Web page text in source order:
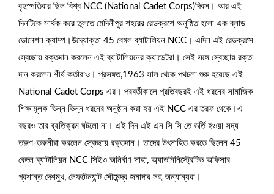
বৃহস্পতিবার ছিল বিশ্ব NCC (National Cadet Corps)দিবস। আর এই
দিনটিকে সার্থক করে তুলতে মেদিনীপুর শহরের রেডক্রশে অনুষ্ঠিত হলো এক ব্লাড
ডোনেশন ক্যাম্প।উদ্যোক্তা 45 বেঙ্গল ব্যাটালিয়ন NCC। এদিন এই রেডক্রসে
স্বেচ্ছায় রক্তদান করলেন এই ব্যাটালিয়নের ক্যাডেটরা। সেই সঙ্গে স্বেচ্ছায় রক্ত
দান করলেন শীর্ষ কর্তারাও। প্রসঙ্গত,1963 সাল থেকে পথচলা শুরু হয়েছে এই
National Cadet Corps এর। পরবর্তীকালে প্রতিবছরই এই ধরনের সামাজিক
শিক্ষামূলক ভিন্ন ভিন্ন ধরনের অনুষ্ঠান করা হয় এই NCC এর তরফ থেকে।এ
বছরও তার ব্যতিক্রম ঘটলো না। এই দিন এই এন সি সি তে ভর্তি হওয়া সদ্য
তরুণ-তরুনীরা করলেন স্বেচ্ছায় রক্তদান। তাদের উৎসাহিত করতে ছিলেন 45
বেঙ্গল ব্যাটালিয়ন NCC সিইও অনির্বাণ সাহা, অ্যাডমিনিস্ট্রেটিভ অফিসার
প্রশান্ত দেশমুখ, লেফটেন্যান্ট সৌমেন্দ্র জমাদার সহ অন্যান্যরা।